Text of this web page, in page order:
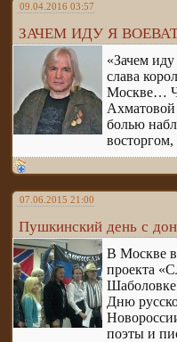
09.04.2016 03:57
ЗАЧЕМ ИДУ Я
«Зачем
слава
Москве…
болью
07.06.2015 21:00
Пушкинский день с
В Москве в
проекта
Дню
поэты и